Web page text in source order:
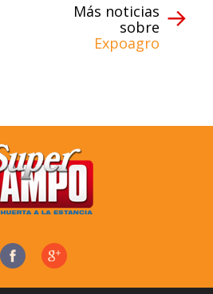
Más noticias
sobre
Expoagro